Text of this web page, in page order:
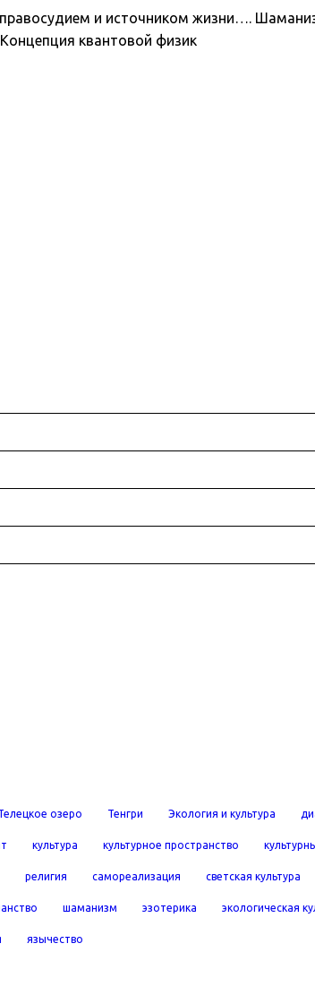
и источником жизни….
квантовой физик
озеро Тенгри Экология и культура
культура культурное пространство
религия самореализация светская культура
шаманизм эзотерика экологическая
язычество